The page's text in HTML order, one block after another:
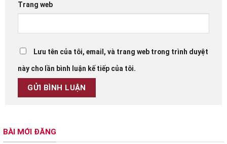
Trang web
Lưu tên của tôi, email, và trang web trong trình duyệt
này cho lần bình luận kế tiếp của tôi.
BÀI MỚI ĐĂNG